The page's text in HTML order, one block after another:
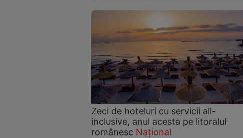
Zeci de hoteluri cu servicii all-
inclusive, anul acesta pe litoralul
românesc Național